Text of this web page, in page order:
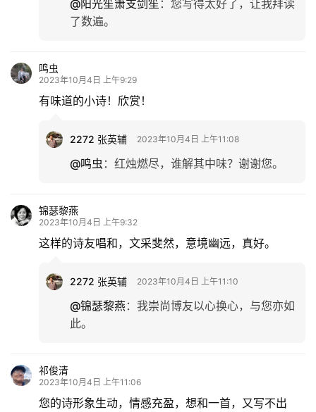
@阳光笙箫支剑笙 ： 您写得太好了，让我拜读
了数遍。
鸣虫
2023年10月4日 上午9:29
有味道的小诗！欣赏！
2272 张英辅 2023年10月4日 上午11:08
@鸣虫 ： 红烛燃尽，谁解其中味？谢谢您。
锦瑟黎燕
2023年10月4日 上午9:32
这样的诗友唱和，文采斐然，意境幽远，真好。
2272 张英辅 2023年10月4日 上午11:10
@锦瑟黎燕： 我崇尚博友以心换心，与您亦如
此。
祁俊清
2023年10月4日 上午11:06
您的诗形象生动，情感充盈，想和一首，又写不出